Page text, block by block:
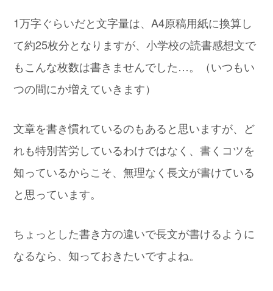
1万字ぐらいだと文字量は、A4原稿用紙に換算し
て約25枚分となりますが、小学校の読書感想文で
もこんな枚数は書きませんでした…。（いつもい
つの間にか増えていきます）
文章を書き慣れているのもあると思いますが、ど
れも特別苦労しているわけではなく、書くコツを
知っているからこそ、無理なく長文が書けている
と思っています。
ちょっとした書き方の違いで長文が書けるように
なるなら、知っておきたいですよね。